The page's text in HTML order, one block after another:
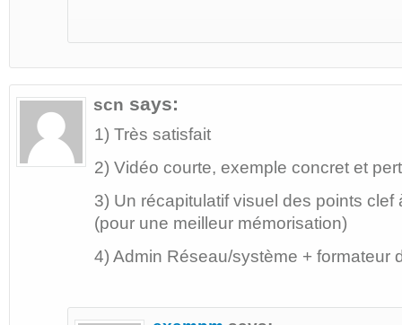
scn says:
1) Très satisfait
2) Vidéo courte, exemple concret et
3) Un récapitulatif visuel des points clef
(pour une meilleur mémorisation)
4) Admin Réseau/système + formateur